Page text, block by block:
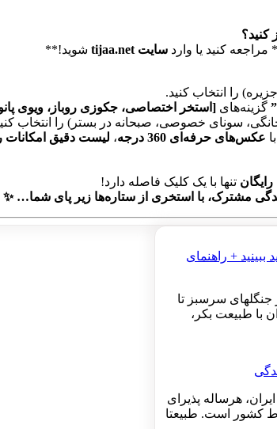
کنید؟
* مراجعه کنید یا وارد سایت tijaa.net
شوید!**
را انتخاب کنید.
گزینه‌های [استخر اختصاصی، جکوزی روباز، ویوی
سونای خصوصی، صبحانه در بستر) را انتخاب
با عکس‌های حرفه‌ای 360 درجه ، لیست دقیق امکانات
تنها با یک کلیک فاصله دارد!
مشترک، با استخری از ستاره‌ها زیر پای شما… ✨
ببینید + راهنمای
سرسبز تا
با طبیعت بکر،
هرساله پذیرای
کشور است. طبیعتا